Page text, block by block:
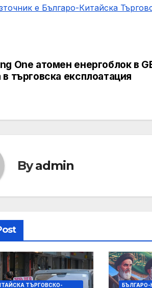
е Българо-Китайска
One атомен енергоблок в
в търговска експлоатация
Byadmin
ТЪРГОВСКО-